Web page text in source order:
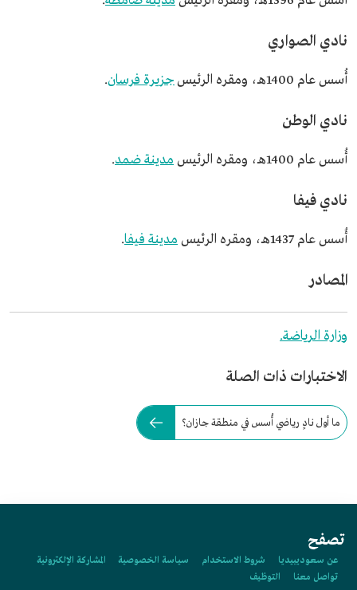
نادي الصواري
أُسس عام 1400هـ، ومقره الرئيس جزيرة فرسان.
نادي الوطن
أُسس عام 1400هـ، ومقره الرئيس مدينة ضمد.
نادي فيفا
أُسس عام 1437هـ، ومقره الرئيس مدينة فيفا.
المصادر
وزارة الرياضة.
الاختبارات ذات الصلة
ما أول نادٍ رياضي أُسس في منطقة جازان؟
تصفح
عن سعوديبيديا شروط الاستخدام سياسة الخصوصية
المشاركة الإلكترونية
تواصل معنا
التوظيف